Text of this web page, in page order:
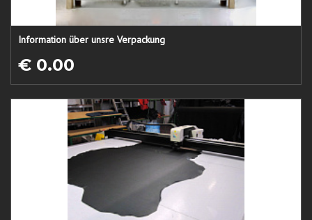
Information über unsre Verpackung
€ 0.00